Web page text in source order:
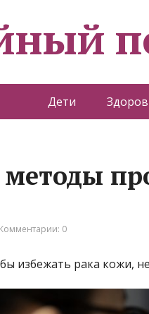
Дети
Комментарии: 0
избежать рака кожи,